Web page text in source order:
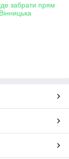
забрати прям